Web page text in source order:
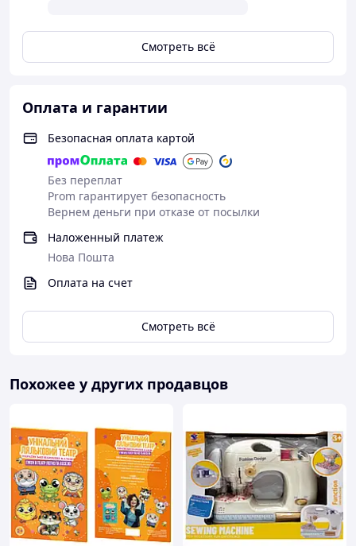
Смотреть всё
Оплата и гарантии
Безопасная оплата картой
Без переплат
Prom гарантирует безопасность
Вернем деньги при отказе от посылки
Наложенный платеж
Нова Пошта
Оплата на счет
Смотреть всё
Похожее у других продавцов